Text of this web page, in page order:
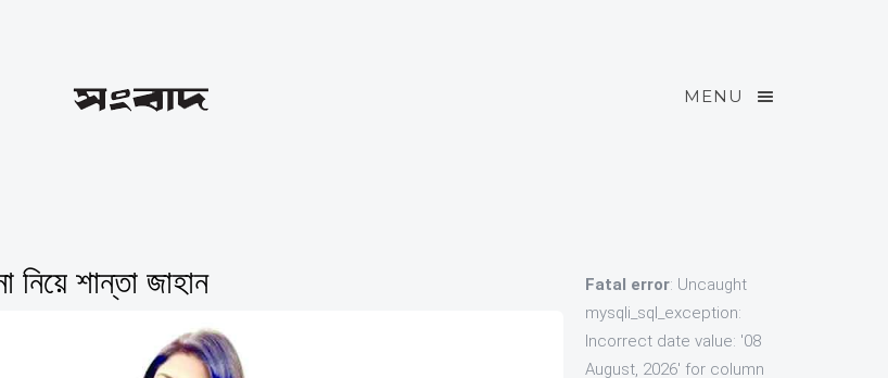
MENU
নিয়ে শান্তা জাহান
Fatal error: Uncaught
mysqli_sql_exception:
Incorrect date value: '08
August, 2026' for column